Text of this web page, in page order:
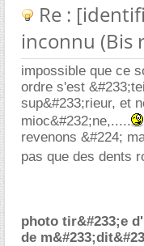
Re :
inconnu (Bis
impossible que ce
ordre s'est
sup&#233;rieur, et
mioc&#232;ne,.....
revenons &#224;
pas que des dents
photo tir&#233;e
de